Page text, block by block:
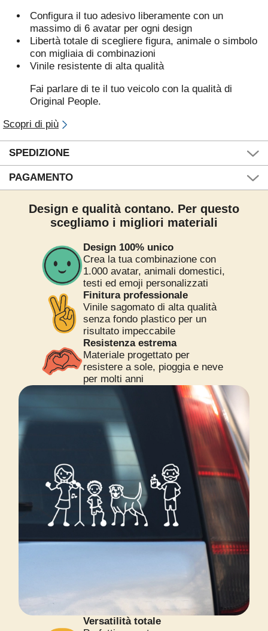
Configura il tuo adesivo liberamente con un
massimo di 6 avatar per ogni design
Libertà totale di scegliere figura, animale o simbolo
con migliaia di combinazioni
Vinile resistente di alta qualità
Fai parlare di te il tuo veicolo con la qualità di
Original People.
Scopri di più
SPEDIZIONE
PAGAMENTO
Design e qualità contano. Per questo
scegliamo i migliori materiali
Design 100% unico
Crea la tua combinazione con
1.000 avatar, animali domestici,
testi ed emoji personalizzati
Finitura professionale
Vinile sagomato di alta qualità
senza fondo plastico per un
risultato impeccabile
Resistenza estrema
Materiale progettato per
resistere a sole, pioggia e neve
per molti anni
Versatilità totale